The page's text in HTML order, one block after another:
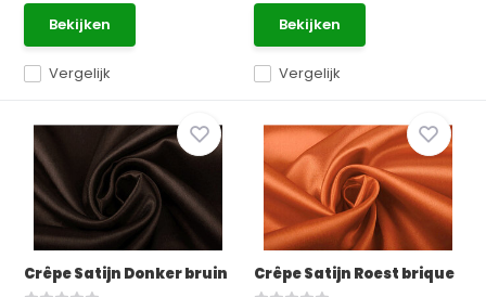
Vergelijk
Bekijken
Vergelijk
Bekijken
Crêpe Satijn Donker bruin Crêpe Satijn Roest brique